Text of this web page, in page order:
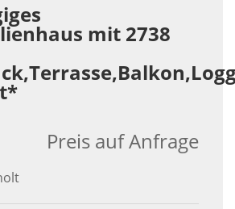
mit 2738
Preis auf Anfrage